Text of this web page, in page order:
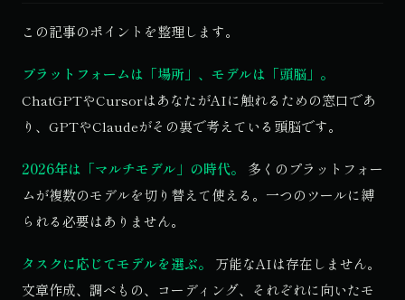
この記事のポイントを整理します。
プラットフォームは「場所」、モデルは「頭脳」。
ChatGPTやCursorはあなたがAIに触れるための窓口であ
り、GPTやClaudeがその裏で考えている頭脳です。
2026年は「マルチモデル」の時代。
多くのプラットフォー
ムが複数のモデルを切り替えて使える。一つのツールに縛
られる必要はありません。
タスクに応じてモデルを選ぶ。
万能なAIは存在しません。
文章作成、調べもの、コーディング、それぞれに向いたモ